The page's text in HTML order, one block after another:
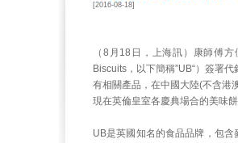
[2016-08-18]
（8月18日，上海訊）康師傅
Biscuits，以下簡稱”UB“）簽署
有相關產品，在中國大陸(不含港
現在英倫皇室各慶典場合的美味
UB是英國知名的食品品牌，包